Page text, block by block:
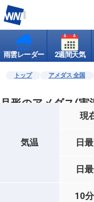
雨雲レーダー 2週間天気
トップ アメダス 全国
月形のアメダス(実
気温
現
日
日
10